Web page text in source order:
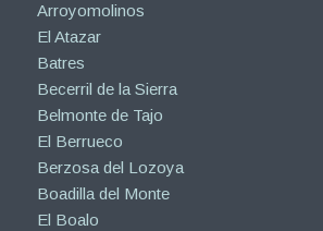
Arroyomolinos
El Atazar
Batres
Becerril de la Sierra
Belmonte de Tajo
El Berrueco
Berzosa del Lozoya
Boadilla del Monte
El Boalo